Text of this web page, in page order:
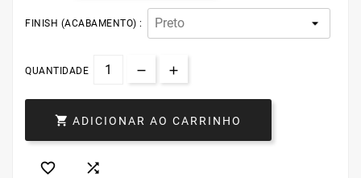
FINISH (ACABAMENTO) :
QUANTIDADE
 ADICIONAR AO CARRINHO
 